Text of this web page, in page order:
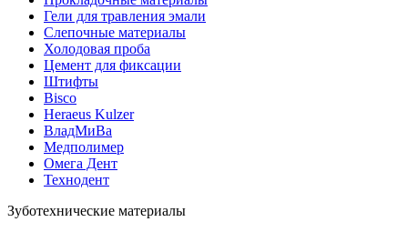
Гели для травления эмали
Слепочные материалы
Холодовая проба
Цемент для фиксации
Штифты
Bisco
Heraeus Kulzer
ВладМиВа
Медполимер
Омега Дент
Технодент
Зуботехнические материалы